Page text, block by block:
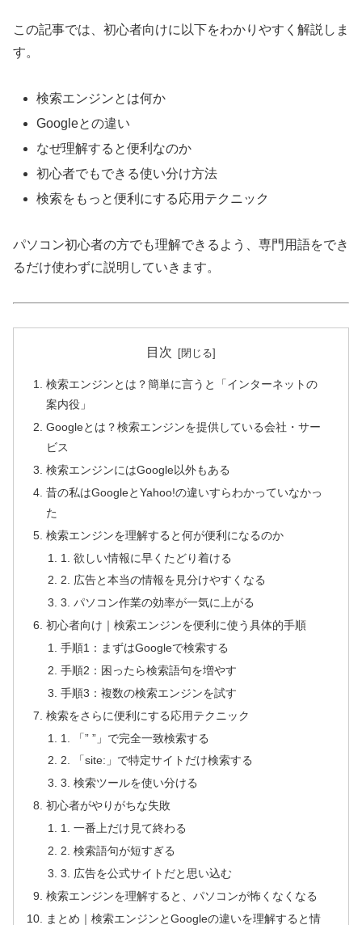
この記事では、初心者向けに以下をわかりやすく解説しま
す。
検索エンジンとは何か
Googleとの違い
なぜ理解すると便利なのか
初心者でもできる使い分け方法
検索をもっと便利にする応用テクニック
パソコン初心者の方でも理解できるよう、専門用語をでき
るだけ使わずに説明していきます。
目次
検索エンジンとは？簡単に言うと「インターネットの
案内役」
Googleとは？検索エンジンを提供している会社・サー
ビス
検索エンジンにはGoogle以外もある
昔の私はGoogleとYahoo!の違いすらわかっていなかっ
た
検索エンジンを理解すると何が便利になるのか
1. 欲しい情報に早くたどり着ける
2. 広告と本当の情報を見分けやすくなる
3. パソコン作業の効率が一気に上がる
初心者向け｜検索エンジンを便利に使う具体的手順
手順1：まずはGoogleで検索する
手順2：困ったら検索語句を増やす
手順3：複数の検索エンジンを試す
検索をさらに便利にする応用テクニック
1. 「” ”」で完全一致検索する
2. 「site:」で特定サイトだけ検索する
3. 検索ツールを使い分ける
初心者がやりがちな失敗
1. 一番上だけ見て終わる
2. 検索語句が短すぎる
3. 広告を公式サイトだと思い込む
検索エンジンを理解すると、パソコンが怖くなくなる
まとめ｜検索エンジンとGoogleの違いを理解すると情